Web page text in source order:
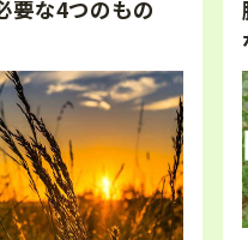
要な4つのもの